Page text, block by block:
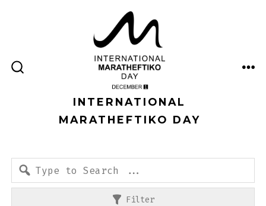
INTERNATIONAL
MARATHEFTIKO DAY
Filter